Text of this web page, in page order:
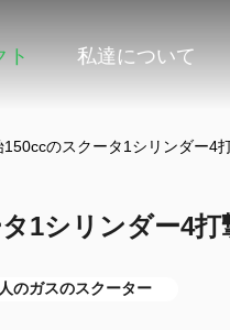
ト 私達について
のスクータ1シリンダー4
1シリンダー4打
のガスのスクーター